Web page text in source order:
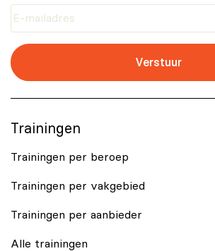
Verstuur
Trainingen
Trainingen per beroep
Trainingen per vakgebied
Trainingen per aanbieder
Alle trainingen